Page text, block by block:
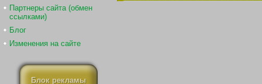
Партнеры сайта (обмен
ссылками)
Блог
Изменения на сайте
Блок рекламы